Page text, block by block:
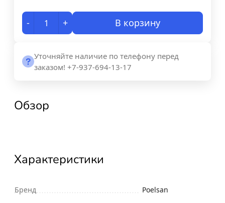
- + В корзину
Уточняйте наличие по телефону перед
заказом! +7-937-694-13-17
Обзор
Характеристики
Бренд
Poelsan